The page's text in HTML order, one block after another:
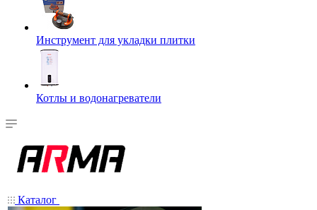
Инструмент для укладки плитки
Котлы и водонагреватели
Каталог